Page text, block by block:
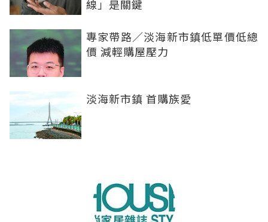
線」是關鍵
專家帶路／淡海新市鎮低單價低總
價 減輕購屋壓力
淡海新市鎮 首購族愛